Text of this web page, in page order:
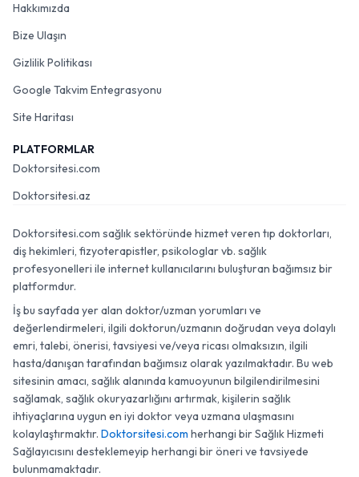
Hakkımızda
Bize Ulaşın
Gizlilik Politikası
Google Takvim Entegrasyonu
Site Haritası
PLATFORMLAR
Doktorsitesi.com
Doktorsitesi.az
Doktorsitesi.com sağlık sektöründe hizmet veren tıp doktorları,
diş hekimleri, fizyoterapistler, psikologlar vb. sağlık
profesyonelleri ile internet kullanıcılarını buluşturan bağımsız bir
platformdur.
İş bu sayfada yer alan doktor/uzman yorumları ve
değerlendirmeleri, ilgili doktorun/uzmanın doğrudan veya dolaylı
emri, talebi, önerisi, tavsiyesi ve/veya ricası olmaksızın, ilgili
hasta/danışan tarafından bağımsız olarak yazılmaktadır. Bu web
sitesinin amacı, sağlık alanında kamuoyunun bilgilendirilmesini
sağlamak, sağlık okuryazarlığını artırmak, kişilerin sağlık
ihtiyaçlarına uygun en iyi doktor veya uzmana ulaşmasını
kolaylaştırmaktır. Doktorsitesi.com herhangi bir Sağlık Hizmeti
Sağlayıcısını desteklemeyip herhangi bir öneri ve tavsiyede
bulunmamaktadır.